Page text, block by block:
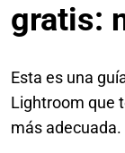
gratis:
Esta es una
Lightroom que
más adecuada.